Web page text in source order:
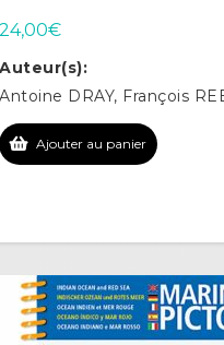
24,00€
Auteur(s):
Antoine DRAY, François
Ajouter au panier